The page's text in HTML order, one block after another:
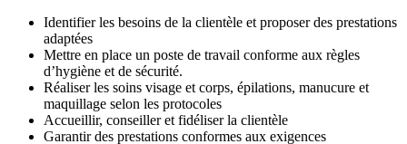
Desreplays disponibles24h/24 : utiles pour réviser,
consolider ou rattraper ponctuellement. L’idéal reste une
régularité pour garder le rythme et éviter l’accumulation.
Unaccompagnement jusqu’au diplôme
seule : vous avancez avec un cadre, des repères et du soutien
jusqu’au jour de l’examen.
Critères d'éligibilité:
Identifier les besoins de la clientèle et proposer des prestations
adaptées
Mettre en place un poste de travail conforme aux règles
d’hygiène et de sécurité.
Réaliser les soins visage et corps, épilations, manucure et
maquillage selon les protocoles
Accueillir, conseiller et fidéliser la clientèle
Garantir des prestations conformes aux exigences